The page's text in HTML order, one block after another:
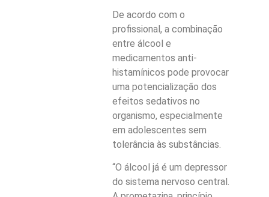
De acordo com o
profissional, a combinação
entre álcool e
medicamentos anti-
histamínicos pode provocar
uma potencialização dos
efeitos sedativos no
organismo, especialmente
em adolescentes sem
tolerância às substâncias.
“O álcool já é um depressor
do sistema nervoso central.